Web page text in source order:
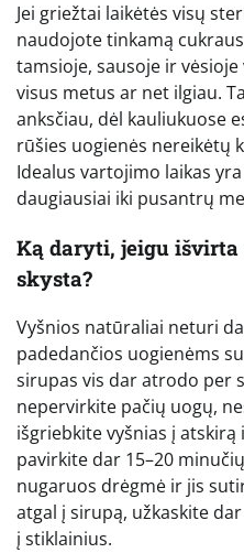
Jei griežtai laikėtės visų
naudojote tinkamą
tamsioje, sausoje ir
visus metus ar net ilgiau.
anksčiau, dėl kauliukuose
rūšies uogienės nereikėtų
Idealus vartojimo laikas
daugiausiai iki pusantrų
Ką daryti, jeigu išvirta
skysta?
Vyšnios natūraliai neturi
padedančios uogienėms
sirupas vis dar atrodo per
nepervirkite pačių uogų,
išgriebkite vyšnias į
pavirkite dar 15–20
nugaruos drėgmė ir jis
atgal į sirupą, užkaskite
į stiklainius.